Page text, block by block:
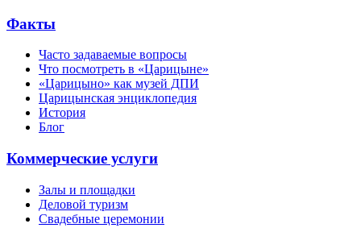
Факты
Часто задаваемые вопросы
Что посмотреть в «Царицыне»
«Царицыно» как музей ДПИ
Царицынская энциклопедия
История
Блог
Коммерческие услуги
Залы и площадки
Деловой туризм
Свадебные церемонии